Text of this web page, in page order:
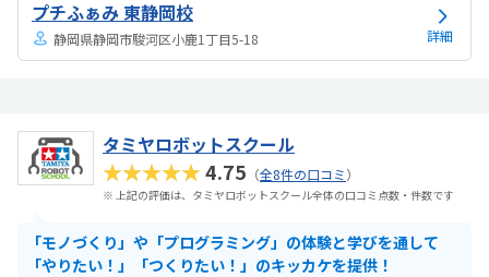
プチふぁみ 東静岡校
静岡県静岡市駿河区小鹿1丁目5-18 詳細
タミヤロボットスクール
★★★★★4.75 （全8件の口コミ）
※ 上記の評価は、タミヤロボットスクール全体の口コミ点数・件数です
「モノづくり」や「プログラミング」の体験と学びを通して
「やりたい！」「つくりたい！」のキッカケを提供！